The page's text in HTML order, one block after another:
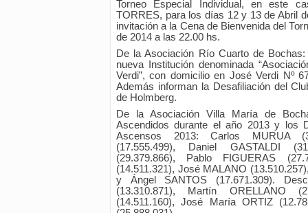
Torneo Especial Individual, en este
TORRES, para los días 12 y 13 de Abril
invitación a la Cena de Bienvenida del
de 2014 a las 22.00 hs.
De la Asociación Río Cuarto de
nueva Institución denominada
Verdi”, con domicilio en José Verdi Nº
Además informan la Desafiliación del
de Holmberg.
De la Asociación Villa María de
Ascendidos durante el año 2013 y los
Ascensos 2013: Carlos MURUA
(17.555.499), Daniel GASTALDI
(29.379.866), Pablo FIGUERAS
(14.511.321), José MALANO
y Ángel SANTOS (17.671.309).
(13.310.871), Martín ORELLANO
(14.511.160), José María ORTIZ